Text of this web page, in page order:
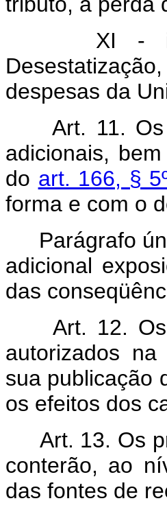
XI -
despesas da
Art. 11.
adicionais,
do art. 166, §
forma e com o
Parágrafo
adicional
das
Art. 12.
autorizados
sua publicação
os efeitos dos
Art. 13. Os
conterão, ao
das fontes de